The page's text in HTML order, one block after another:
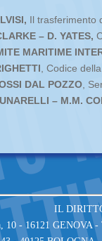
Il trasferimento
– D. YATES,
MARITIME
, Codice
DAL POZZO ,
– M.M.
IL
10 - 16121